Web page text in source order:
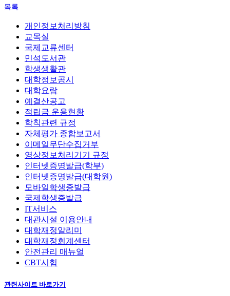
목록
개인정보처리방침
교목실
국제교류센터
민석도서관
학생생활관
대학정보공시
대학요람
예결산공고
적립금 운용현황
학칙관련 규정
자체평가 종합보고서
이메일무단수집거부
영상정보처리기기 규정
인터넷증명발급(학부)
인터넷증명발급(대학원)
모바일학생증발급
국제학생증발급
IT서비스
대관시설 이용안내
대학재정알리미
대학재정회계센터
안전관리 매뉴얼
CBT시험
관련사이트 바로가기